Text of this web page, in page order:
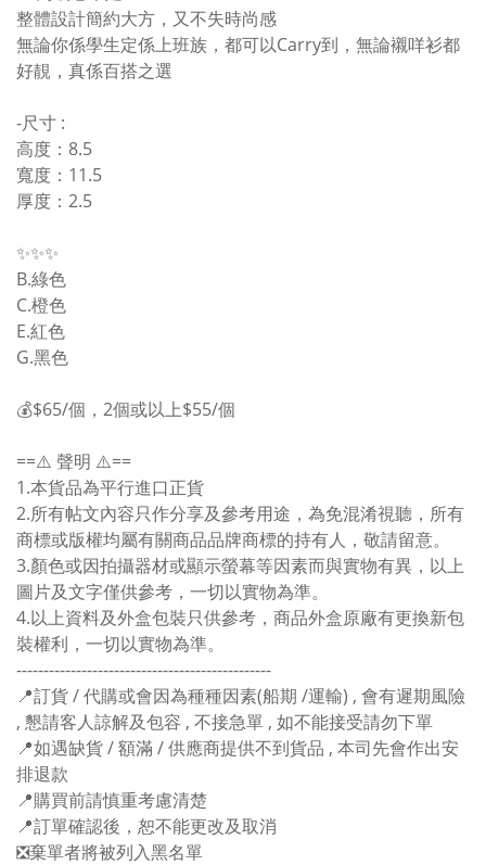
整體設計簡約大方，又不失時尚感
無論你係學生定係上班族，都可以Carry到，無論襯咩衫都
好靚，真係百搭之選
-尺寸 :
高度：8.5
寬度：11.5
厚度：2.5
✨✨✨
B.綠色
C.橙色
E.紅色
G.黑色
💰$65/個，2個或以上$55/個
==⚠️ 聲明 ⚠️==
1.本貨品為平行進口正貨
2.所有帖文內容只作分享及參考用途，為免混淆視聽，所有
商標或版權均屬有關商品品牌商標的持有人，敬請留意。
3.顏色或因拍攝器材或顯示螢幕等因素而與實物有異，以上
圖片及文字僅供參考，一切以實物為準。
4.以上資料及外盒包裝只供參考，商品外盒原廠有更換新包
裝權利，一切以實物為準。
-----------------------------------------------
📍訂貨 / 代購或會因為種種因素(船期 /運輸) , 會有遲期風險
, 懇請客人諒解及包容 , 不接急單 , 如不能接受請勿下單
📍如遇缺貨 / 額滿 / 供應商提供不到貨品 , 本司先會作出安
排退款
📍購買前請慎重考慮清楚
📍訂單確認後，恕不能更改及取消
❎棄單者將被列入黑名單